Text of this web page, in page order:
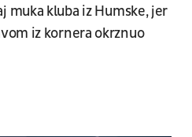
muka kluba iz Humske, jer
iz kornera okrznuo